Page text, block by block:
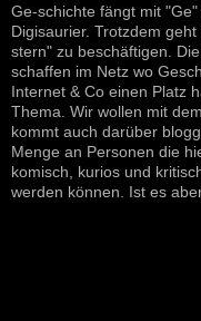
Ge-schichte fängt mit
Digisaurier. Trotzdem
stern" zu beschäftigen.
schaffen im Netz wo
Internet & Co einen Platz
Thema. Wir wollen mit
kommt auch darüber
Menge an Personen die
komisch, kurios und
werden können. Ist es